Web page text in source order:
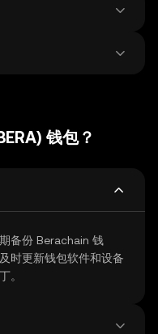
钱包？
备份 Berachain 钱
时更新钱包软件和设备
。